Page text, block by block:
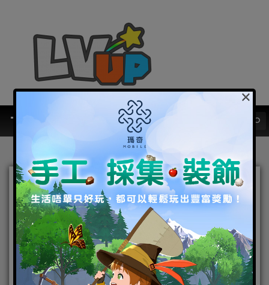
全球首發！《石器時代M》7
月18日將於台港澳地區獨家
上市
2018-07-02|Android,IOS,手機遊戲 焦點新聞
石器時代
M
×